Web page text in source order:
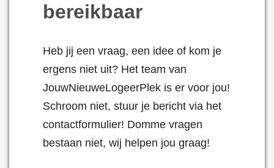
bereikbaar
Heb jij een vraag, een idee of kom je
ergens niet uit? Het team van
JouwNieuweLogeerPlek is er voor jou!
Schroom niet, stuur je bericht via het
contactformulier! Domme vragen
bestaan niet, wij helpen jou graag!